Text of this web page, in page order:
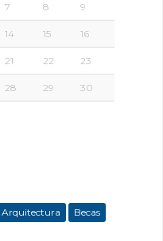
7 8 9
14 15 16
21 22 23
28 29 30
Arquitectura
Becas